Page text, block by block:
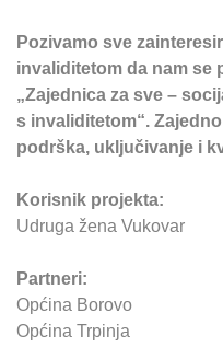
Pozivamo sve
invaliditetom da nam se
„Zajednica za sve –
s invaliditetom“.
podrška, uključivanje i
Korisnik projekta:
Udruga žena Vukovar
Partneri:
Općina Borovo
Općina Trpinja